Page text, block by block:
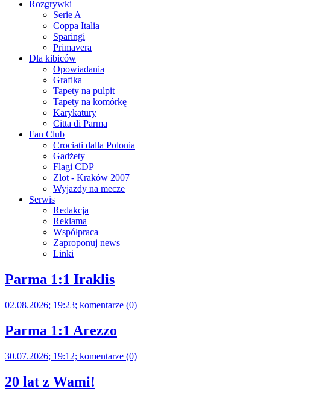
Rozgrywki
Serie A
Coppa Italia
Sparingi
Primavera
Dla kibiców
Opowiadania
Grafika
Tapety na pulpit
Tapety na komórkę
Karykatury
Citta di Parma
Fan Club
Crociati dalla Polonia
Gadżety
Flagi CDP
Zlot - Kraków 2007
Wyjazdy na mecze
Serwis
Redakcja
Reklama
Współpraca
Zaproponuj news
Linki
Parma 1:1 Iraklis
02.08.2026; 19:23; komentarze (0)
Parma 1:1 Arezzo
30.07.2026; 19:12; komentarze (0)
20 lat z Wami!